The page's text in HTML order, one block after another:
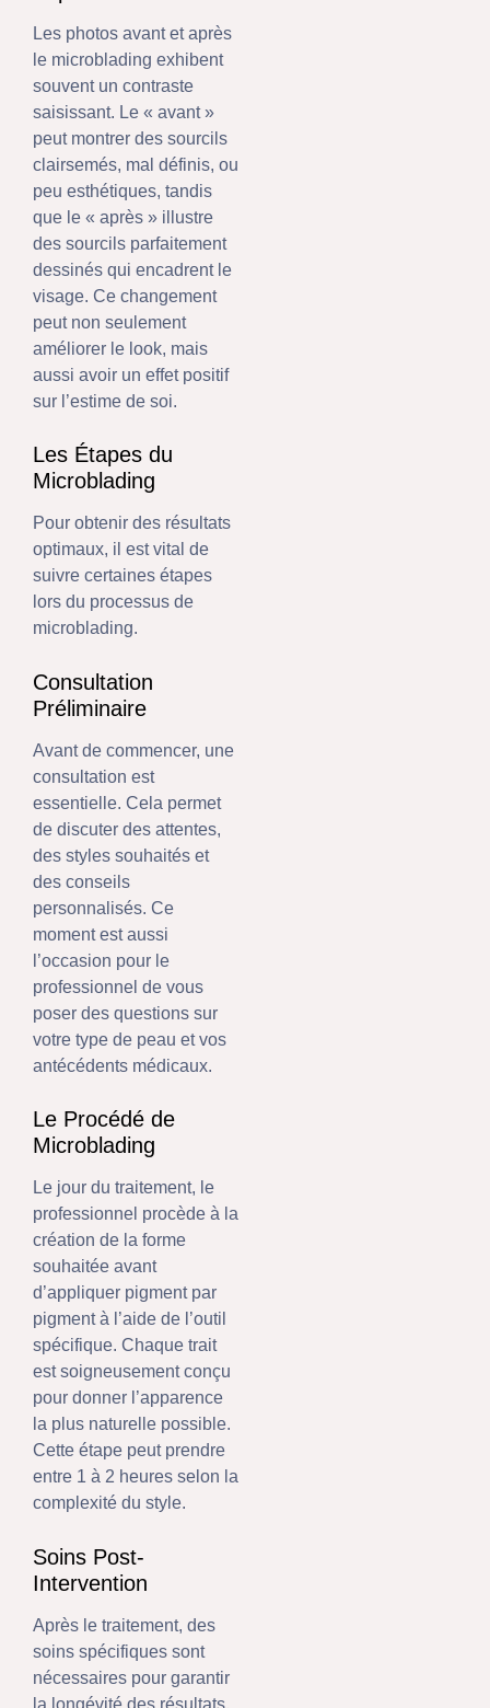
Les photos avant et après
le microblading exhibent
souvent un contraste
saisissant. Le « avant »
peut montrer des sourcils
clairsemés, mal définis, ou
peu esthétiques, tandis
que le « après » illustre
des sourcils parfaitement
dessinés qui encadrent le
visage. Ce changement
peut non seulement
améliorer le look, mais
aussi avoir un effet positif
sur l’estime de soi.
Les Étapes du
Microblading
Pour obtenir des résultats
optimaux, il est vital de
suivre certaines étapes
lors du processus de
microblading.
Consultation
Préliminaire
Avant de commencer, une
consultation est
essentielle. Cela permet
de discuter des attentes,
des styles souhaités et
des conseils
personnalisés. Ce
moment est aussi
l’occasion pour le
professionnel de vous
poser des questions sur
votre type de peau et vos
antécédents médicaux.
Le Procédé de
Microblading
Le jour du traitement, le
professionnel procède à la
création de la forme
souhaitée avant
d’appliquer pigment par
pigment à l’aide de l’outil
spécifique. Chaque trait
est soigneusement conçu
pour donner l’apparence
la plus naturelle possible.
Cette étape peut prendre
entre 1 à 2 heures selon la
complexité du style.
Soins Post-
Intervention
Après le traitement, des
soins spécifiques sont
nécessaires pour garantir
la longévité des résultats.